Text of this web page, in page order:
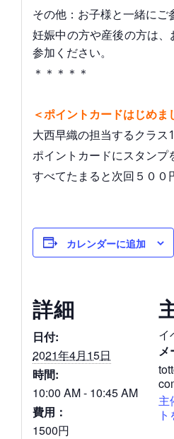
その他：お子様と一緒にご
妊娠中の方や産後の方は
参加ください。
＊＊＊＊＊
＜ポイントカードはじめま
大西早織の担当するクラス
ポイントカードにスタン
すべてたまると次回５０
カレンダーに追加
詳細
日付:
2021年4月15日
時間:
10:00 AM - 10:45 AM
費用：
1500円
イ
メ
主